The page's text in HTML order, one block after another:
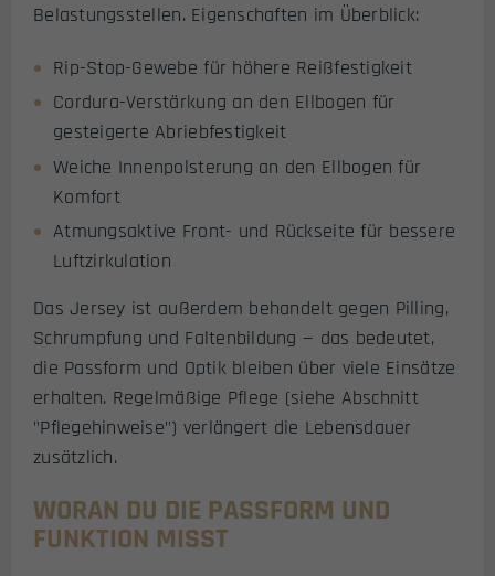
Belastungsstellen. Eigenschaften im Überblick:
Rip-Stop-Gewebe für höhere Reißfestigkeit
Cordura-Verstärkung an den Ellbogen für
gesteigerte Abriebfestigkeit
Weiche Innenpolsterung an den Ellbogen für
Komfort
Atmungsaktive Front- und Rückseite für bessere
Luftzirkulation
Das Jersey ist außerdem behandelt gegen Pilling,
Schrumpfung und Faltenbildung — das bedeutet,
die Passform und Optik bleiben über viele Einsätze
erhalten. Regelmäßige Pflege (siehe Abschnitt
"Pflegehinweise") verlängert die Lebensdauer
zusätzlich.
WORAN DU DIE PASSFORM UND
FUNKTION MISST